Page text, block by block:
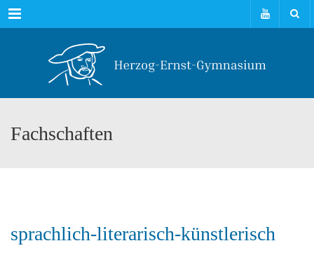
Menu
Fachschaften
sprachlich-literarisch-künstlerisch